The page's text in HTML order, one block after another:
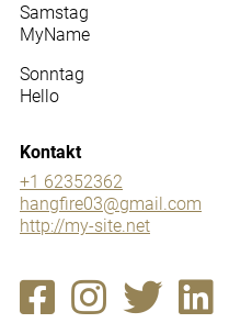
Samstag
MyName
Sonntag
Hello
Kontakt
+1 62352362
hangfire03@gmail.com
http://my-site.net